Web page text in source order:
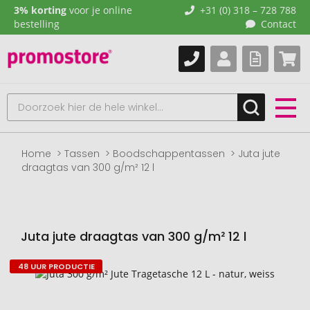
3% korting voor je online
bestelling
+31 (0) 318 – 728 788
Contact
Home Tassen Boodschappentassen
Juta jute
draagtas van 300 g/m² 12 l
Juta jute draagtas van 300 g/m² 12 l
Naar
48 UUR PRODUCTIE